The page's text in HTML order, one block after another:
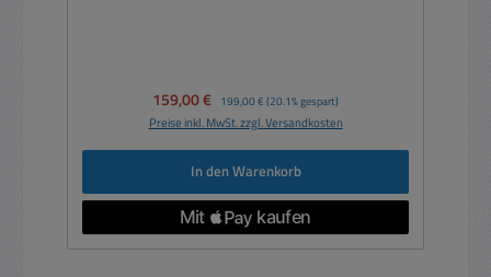
Verkaufspreis:
159,00 € Regulärer Preis:
199,00 € (20.1% gespart)
Preise inkl. MwSt. zzgl. Versandkosten
In den Warenkorb